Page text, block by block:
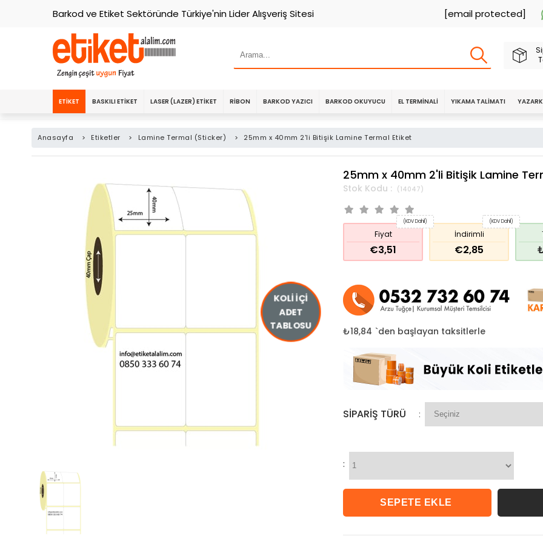
Barkod ve Etiket Sektöründe Türkiye'nin Lider Alışveriş Sitesi [email protected]
ETIKET BASKILI ETIKET LASER (LAZER) ETIKET RIBON BARKOD YAZICI BARKOD OKUYUCU EL TERMINALI YIKAMA TALIMATI
Anasayfa > Etiketler > Lamine Termal (Sticker) > 25mm x 40mm 2'li Bitişik Lamine Termal Etiket
25mm x 40mm 2'li Bitişik Lamine
(14047)
Fiyat
€3,51
(KDV Dahil)
İndirimli
€2,85
(KDV Dahil)
₺18,84 `den başlayan taksitlerle
SIPARIŞ TÜRÜ :
:
KOLİ İÇİ
ADET
TABLOSU